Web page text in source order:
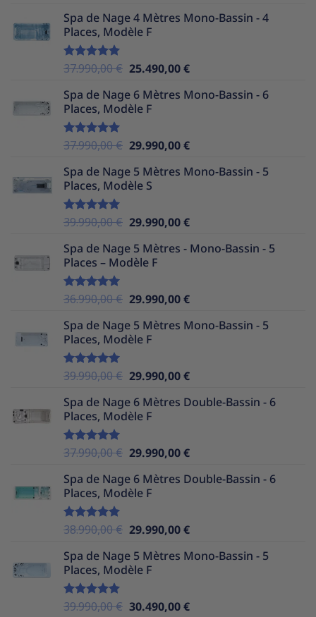
initial
était :
actuel
Spa de Nage 4 Mètres Mono-Bassin - 4
Places, Modèle F
Note5.00
37.990,00€ Le
initial
était :
25.490,00€Le
actuel
Spa de Nage 6 Mètres Mono-Bassin - 6
Places, Modèle F
Note5.00
37.990,00€ Le
initial
était :
29.990,00€Le
actuel
Spa de Nage 5 Mètres Mono-Bassin - 5
Places, Modèle S
Note5.00
39.990,00€ Le
initial
était :
29.990,00€Le
actuel
Spa de Nage 5 Mètres - Mono-Bassin - 5
Places – Modèle F
Note5.00
36.990,00€ Le
initial
était :
29.990,00€Le
actuel
Spa de Nage 5 Mètres Mono-Bassin - 5
Places, Modèle F
Note5.00
39.990,00€ Le
initial
était :
29.990,00€Le
actuel
Spa de Nage 6 Mètres Double-Bassin - 6
Places, Modèle F
Note5.00
37.990,00€ Le
initial
était :
29.990,00€Le
actuel
Spa de Nage 6 Mètres Double-Bassin - 6
Places, Modèle F
Note5.00
38.990,00€ Le
initial
était :
29.990,00€Le
actuel
Spa de Nage 5 Mètres Mono-Bassin - 5
Places, Modèle F
Note5.00
39.990,00€ Le
30.490,00€Le